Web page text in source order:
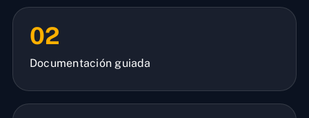
02
Documentación guiada